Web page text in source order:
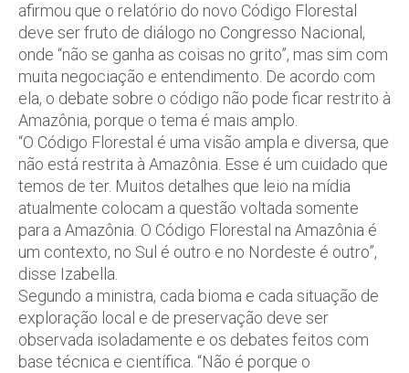
afirmou que o relatório do novo Código Florestal
deve ser fruto de diálogo no Congresso Nacional,
onde “não se ganha as coisas no grito”, mas sim com
muita negociação e entendimento. De acordo com
ela, o debate sobre o código não pode ficar restrito à
Amazônia, porque o tema é mais amplo.
“O Código Florestal é uma visão ampla e diversa, que
não está restrita à Amazônia. Esse é um cuidado que
temos de ter. Muitos detalhes que leio na mídia
atualmente colocam a questão voltada somente
para a Amazônia. O Código Florestal na Amazônia é
um contexto, no Sul é outro e no Nordeste é outro”,
disse Izabella.
Segundo a ministra, cada bioma e cada situação de
exploração local e de preservação deve ser
observada isoladamente e os debates feitos com
base técnica e científica. “Não é porque o